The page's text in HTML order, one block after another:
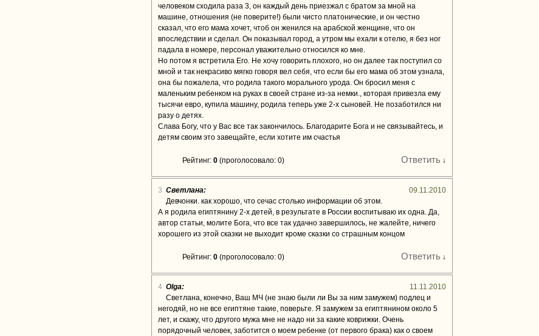
человеком сходила раза 3, он каждый день приезжал с братом за мной на
машине, отношения (не поверите!) были чисто платонические, и он честно
сказал, что его мама хочет, чтоб он женился на арабской женщине, что он
впоследствии и сделал. Он показывал город, а утром мы ехали к отелю, я без ног
падала в номере, персонал уважительно относился ко мне.
Но потом я встретила Его. Не хочу говорить плохого, но он далее так поступил со
мной и так некрасиво мягко говоря вел себя, что если бы его мама об этом узнала,
она бы пожалела, что родила такого морального урода. Он бросил меня с
маленьким ребенком на руках в своей стране из-за немки., которая привезла ему
тысячи евро, купила машину, родила теперь уже 2-х сыновей. Не позаботился ни
разу о детях.
Слава Богу, что у Вас все так закончилось. Благодарите Бога и не связывайтесь, и
детям своим это завещайте, если хотите им счастья
Рейтинг: 0 (проголосовало: 0) Ответить ↓
3 Светлана:
09.11.2010
Девчонки. как хорошо, что сечас столько информации об этом.
А я родила египтянину 2-х детей, в результате в России воспитываю их одна. Да,
автор статьи, молите Бога, что все так удачно завершилось, не жалейте, ничего
хорошего из этой сказки не выходит кроме сказки со страшным концом
Рейтинг: 0 (проголосовало: 0) Ответить ↓
4 Olga:
11.11.2010
Светлана, конечно, Ваш МЧ (не знаю были ли Вы за ним замужем) подлец и
негодяй, но не все египтяне такие, поверьте. Я замужем за египтянином около 5
лет, и скажу, что другого мужа мне не надо ни за какие коврижки. Очень
порядочный человек, заботится о моем ребенке (от первого брака) как о своем